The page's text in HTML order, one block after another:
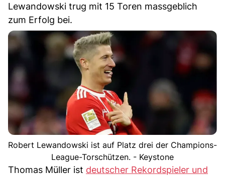
Lewandowski trug mit 15 Toren massgeblich
zum Erfolg bei.
Robert Lewandowski ist auf Platz drei der Champions-
League-Torschützen. - Keystone
Thomas Müller ist deutscher Rekordspieler und